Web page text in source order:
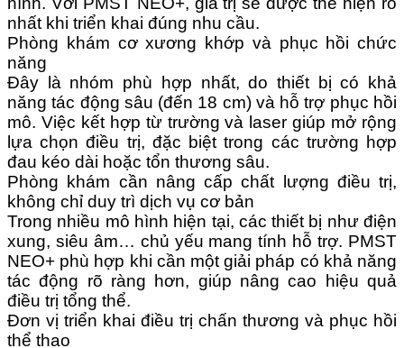
nhất khi triển khai đúng nhu cầu.
Phòng khám cơ xương khớp và phục hồi chức
năng
Đây là nhóm phù hợp nhất, do thiết bị có khả
năng tác động sâu (đến 18 cm) và hỗ trợ phục hồi
mô. Việc kết hợp từ trường và laser giúp mở rộng
lựa chọn điều trị, đặc biệt trong các trường hợp
đau kéo dài hoặc tổn thương sâu.
Phòng khám cần nâng cấp chất lượng điều trị,
không chỉ duy trì dịch vụ cơ bản
Trong nhiều mô hình hiện tại, các thiết bị như điện
xung, siêu âm… chủ yếu mang tính hỗ trợ. PMST
NEO+ phù hợp khi cần một giải pháp có khả năng
tác động rõ ràng hơn, giúp nâng cao hiệu quả
điều trị tổng thể.
Đơn vị triển khai điều trị chấn thương và phục hồi
thể thao